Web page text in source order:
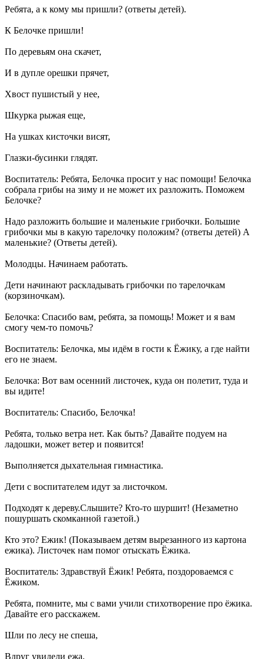
Ребята, а к кому мы пришли? (ответы детей).
К Белочке пришли!
По деревьям она скачет,
И в дупле орешки прячет,
Хвост пушистый у нее,
Шкурка рыжая еще,
На ушках кисточки висят,
Глазки-бусинки глядят.
Воспитатель: Ребята, Белочка просит у нас помощи! Белочка
собрала грибы на зиму и не может их разложить. Поможем
Белочке?
Надо разложить большие и маленькие грибочки. Большие
грибочки мы в какую тарелочку положим? (ответы детей) А
маленькие? (Ответы детей).
Молодцы. Начинаем работать.
Дети начинают раскладывать грибочки по тарелочкам
(корзиночкам).
Белочка: Спасибо вам, ребята, за помощь! Может и я вам
смогу чем-то помочь?
Воспитатель: Белочка, мы идём в гости к Ёжику, а где найти
его не знаем.
Белочка: Вот вам осенний листочек, куда он полетит, туда и
вы идите!
Воспитатель: Спасибо, Белочка!
Ребята, только ветра нет. Как быть? Давайте подуем на
ладошки, может ветер и появится!
Выполняется дыхательная гимнастика.
Дети с воспитателем идут за листочком.
Подходят к дереву.Слышите? Кто-то шуршит! (Незаметно
пошуршать скомканной газетой.)
Кто это? Ежик! (Показываем детям вырезанного из картона
ежика). Листочек нам помог отыскать Ёжика.
Воспитатель: Здравствуй Ёжик! Ребята, поздороваемся с
Ёжиком.
Ребята, помните, мы с вами учили стихотворение про ёжика.
Давайте его расскажем.
Шли по лесу не спеша,
Вдруг увидели ежа.